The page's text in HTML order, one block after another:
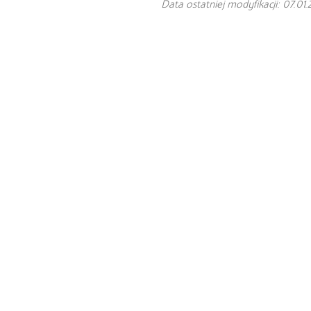
Data ostatniej modyfikacji: